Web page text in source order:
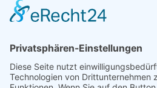
Daten ändern
Drucken •